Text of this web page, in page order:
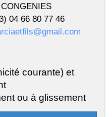
04 66 80 77 46
courante) et
ou à glissement